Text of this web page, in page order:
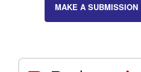
MAKE A SUBMISSION